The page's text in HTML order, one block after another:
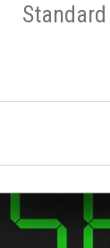
Standard